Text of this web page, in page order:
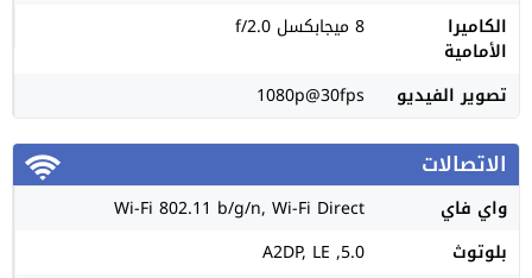
الكاميرا
الأمامية
8 ميجابكسل f/2.0
تصوير الفيديو 1080p@30fps
الاتصالات
واي فاي
Wi-Fi 802.11 b/g/n, Wi-Fi Direct
بلوتوث
5.0, A2DP, LE